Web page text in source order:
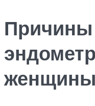
Причины
женщины